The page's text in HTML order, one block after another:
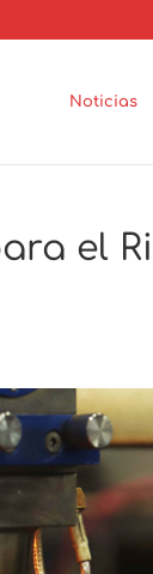
Noticias
el